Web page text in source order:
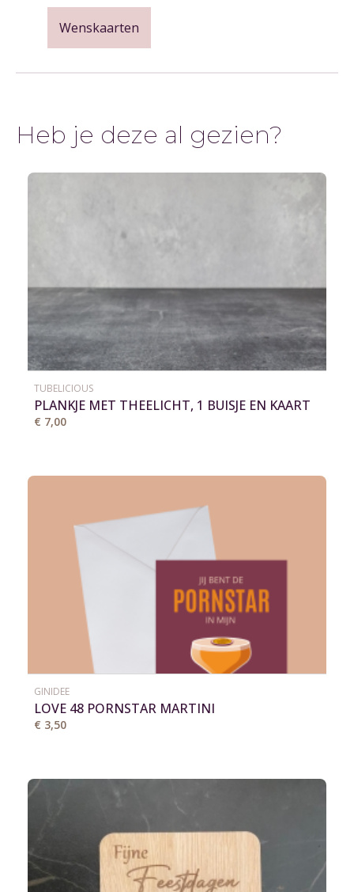
Wenskaarten
Heb je deze al gezien?
TUBELICIOUS
PLANKJE MET THEELICHT, 1 BUISJE EN KAART
€ 7,00
GINIDEE
LOVE 48 PORNSTAR MARTINI
€ 3,50